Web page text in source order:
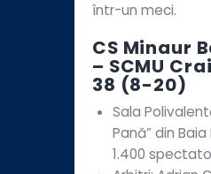
într-un meci.
CS Minaur
– SCMU
38 (8-20)
Sala
Pană” din
1.400